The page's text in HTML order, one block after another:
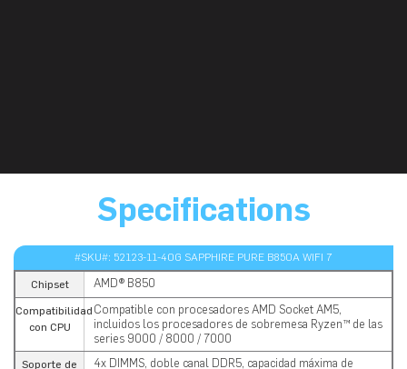
Specifications
#SKU#: 52123-11-40G SAPPHIRE PURE B850A WIFI 7
Chipset AMD® B850
Compatibilidad
con CPU
Compatible con procesadores AMD Socket AM5,
incluidos los procesadores de sobremesa Ryzen™ de las
series 9000 / 8000 / 7000
Soporte de 4x DIMMS, doble canal DDR5, capacidad máxima de